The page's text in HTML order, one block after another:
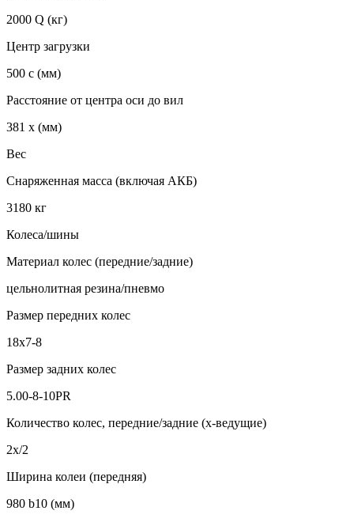
2000 Q (кг)
Центр загрузки
500 c (мм)
Расстояние от центра оси до вил
381 x (мм)
Вес
Снаряженная масса (включая АКБ)
3180 кг
Колеса/шины
Материал колес (передние/задние)
цельнолитная резина/пневмо
Размер передних колес
18х7-8
Размер задних колес
5.00-8-10PR
Количество колес, передние/задние (х-ведущие)
2х/2
Ширина колеи (передняя)
980 b10 (мм)